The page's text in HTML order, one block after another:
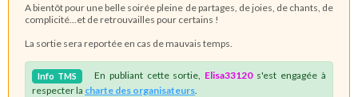
A bientôt pour une belle soirée pleine de partages, de joies, de chants, de
complicité...et de retrouvailles pour certains !
La sortie sera reportée en cas de mauvais temps.
Info TMS En publiant cette sortie, Elisa33120s'est engagée à
respecter la charte des organisateurs